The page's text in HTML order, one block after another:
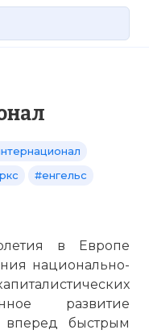
#енгельс
в Европе
национально-
развитие
быстрым